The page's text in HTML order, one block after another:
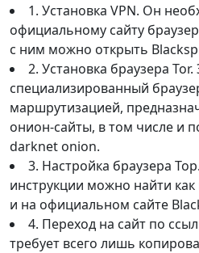
1. Установка VPN. Он
официальному сайту
с ним можно открыть
2. Установка браузера Tor.
специализированный
маршрутизацией,
онион-сайты, в том числе и
darknet onion.
3. Настройка браузера
инструкции можно найти
и на официальном сайте
4. Переход на сайт по
требует всего лишь